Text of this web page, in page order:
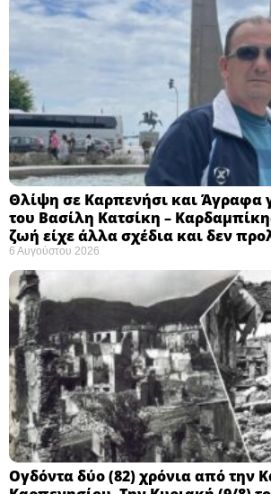
Θλίψη σε Καρπενήσι και Άγραφα
του Βασίλη Κατσίκη –
ζωή είχε άλλα σχέδια και δεν
6 Αυγούστου 2026
Ογδόντα δύο (82) χρόνια από την